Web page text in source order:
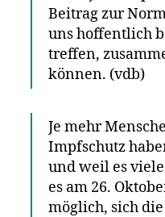
Beitrag zur
uns hoffentlich
treffen,
können. (vdb)
Je mehr
Impfschutz
und weil es
es am 26.
möglich, sich die